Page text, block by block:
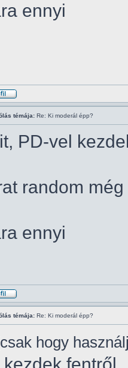
ennyi
témája: Re: Ki moderál épp?
PD-vel
random
ennyi
témája: Re: Ki moderál épp?
hogy